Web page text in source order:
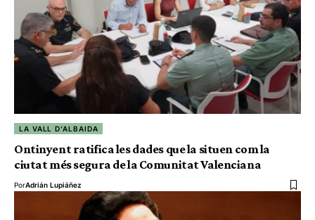
LA VALL D'ALBAIDA
Ontinyent ratifica les dades que la situen com la
ciutat més segura de la Comunitat Valenciana
PorAdrián Lupiáñez